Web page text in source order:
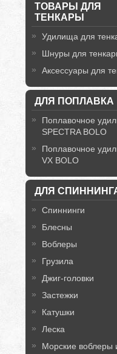
ТОВАРЫ ДЛЯ
ТЕНКАРЫ
Удилища для
Шнуры для
Аксессуары для
ДЛЯ ПОПЛАВКА
Поплавочное
SPECTRA BOLO
Поплавочное
VX BOLO
ДЛЯ
Спиннинги
Блесны
Воблеры
Грузила
Джиг-головки
Застежки
Катушки
Леска
Морские воблеры